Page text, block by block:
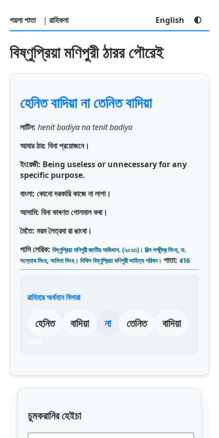
পয়লা পাতা |ৱাহিকলা English 🌓
বিষ্ণুপ্রিয়া মণিপুরী ঠারর পৌরেই
হেনিত বাদিয়া না তেনিত বাদিয়া
লাটিন: henit badiya na tenit badiya
আমার ঠার: বিনা প্রয়োজনে।
ইংরেজী: Being useless or unnecessary for any
specific purpose.
বাংলা: কোনো দরকারি কাজে না লাগা।
আসামি: বিনা কাৰণত গোলমাল কৰা।
মৈতৈ: মরম লৈত্রবা ৱা ঙাংবা।
পাসি লেরিক: বিষ্ণুপ্রিয়া মণিপুরী জাতীয় অভিধান. (২০২৩)। দিল্স লক্ষীন্দ্র সিংহ, ড.
সন্তোষ সিংহ, অনিতা সিংহ। নিখিল বিষ্ণুপ্রিয়া মণিপুরী সাহিত্য পরিষদ। পাতা: 416
ৱাহিহার অর্থহান বিসারা
হেনিত বাদিয়া না তেনিত বাদিয়া
চুমকরানির হেইচা